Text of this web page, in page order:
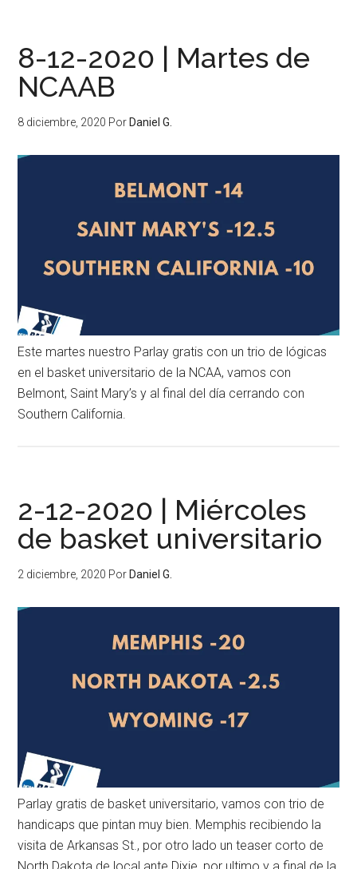
8-12-2020 | Martes de
NCAAB
8 diciembre, 2020 Por Daniel G.
Este martes nuestro Parlay gratis con un trio de lógicas
en el basket universitario de la NCAA, vamos con
Belmont, Saint Mary’s y al final del día cerrando con
Southern California.
2-12-2020 | Miércoles
de basket universitario
2 diciembre, 2020 Por Daniel G.
Parlay gratis de basket universitario, vamos con trio de
handicaps que pintan muy bien. Memphis recibiendo la
visita de Arkansas St., por otro lado un teaser corto de